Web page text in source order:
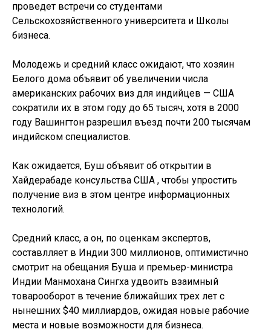
проведет встречи со студентами
Сельскохозяйственного университета и Школы
бизнеса.
Молодежь и средний класс ожидают, что хозяин
Белого дома объявит об увеличении числа
американских рабочих виз для индийцев — США
сократили их в этом году до 65 тысяч, хотя в 2000
году Вашингтон разрешил въезд почти 200 тысячам
индийском специалистов.
Как ожидается, Буш объявит об открытии в
Хайдерабаде консульства США , чтобы упростить
получение виз в этом центре информационных
технологий.
Средний класс, а он, по оценкам экспертов,
составлляет в Индии 300 миллионов, оптимистично
смотрит на обещания Буша и премьер-министра
Индии Манмохана Сингха удвоить взаимный
товарооборот в течение ближайших трех лет с
нынешних $40 миллиардов, ожидая новые рабочие
места и новые возможности для бизнеса.